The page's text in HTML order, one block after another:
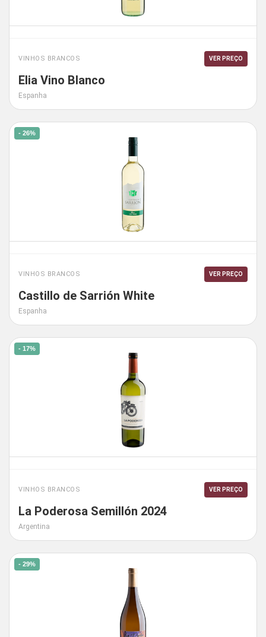
VINHOS BRANCOS VER PREÇO
Elia Vino Blanco
Espanha
- 26%
VINHOS BRANCOS VER PREÇO
Castillo de Sarrión White
Espanha
- 17%
VINHOS BRANCOS VER PREÇO
La Poderosa Semillón 2024
Argentina
- 29%